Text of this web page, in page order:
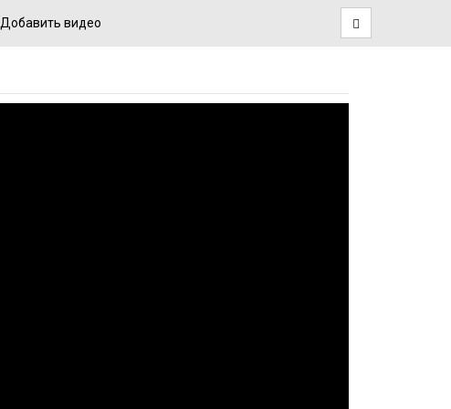
Добавить видео